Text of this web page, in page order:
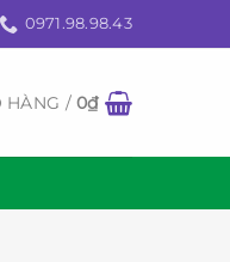
0971.98.98.43
HÀNG /0₫